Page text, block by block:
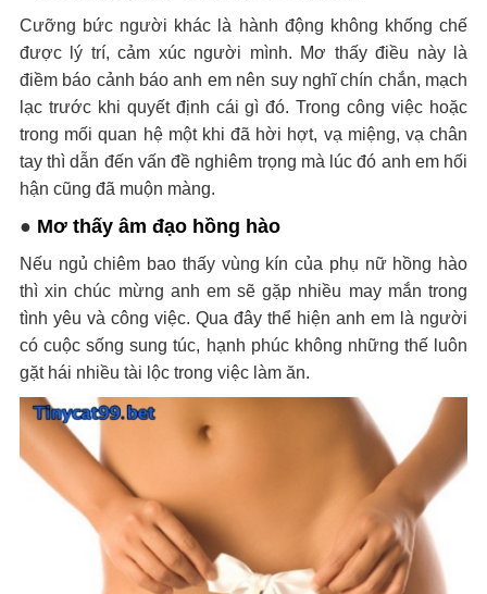
Cưỡng bức người khác là hành động không khống chế
được lý trí, cảm xúc người mình. Mơ thấy điều này là
điềm báo cảnh báo anh em nên suy nghĩ chín chắn, mạch
lạc trước khi quyết định cái gì đó. Trong công việc hoặc
trong mối quan hệ một khi đã hời hợt, vạ miệng, vạ chân
tay thì dẫn đến vấn đề nghiêm trọng mà lúc đó anh em hối
hận cũng đã muộn màng.
● Mơ thấy âm đạo hồng hào
Nếu ngủ chiêm bao thấy vùng kín của phụ nữ hồng hào
thì xin chúc mừng anh em sẽ gặp nhiều may mắn trong
tình yêu và công việc. Qua đây thể hiện anh em là người
có cuộc sống sung túc, hạnh phúc không những thế luôn
gặt hái nhiều tài lộc trong việc làm ăn.